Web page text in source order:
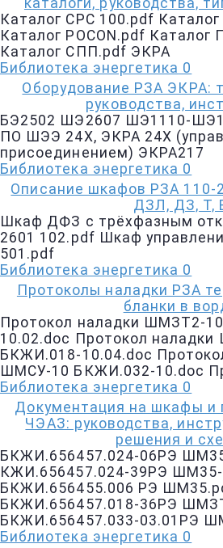
каталоги, руководства,
Каталог CPC 100.pdf
Каталог POCON.pdf Каталог
Каталог СПП.pdf ЭКРА
Библиотека энергетика 0
Оборудование РЗА ЭКРА:
руководства,
БЭ2502 ШЭ2607 ШЭ1110-
ПО ШЭЭ 24Х, ЭКРА 24Х
присоединением) ЭКРА217
Библиотека энергетика 0
Описание шкафов РЗА
ДЗЛ, ДЗ, Т,
Шкаф ДФЗ с трёхфазным
2601 102.pdf Шкаф
501.pdf
Библиотека энергетика 0
Протоколы наладки РЗА
бланки в
Протокол наладки ШМЗТ2-
10.02.doc Протокол
БКЖИ.018-10.04.doc
ШМСУ-10 БКЖИ.032-10.doc
Библиотека энергетика 0
Документация на шкафы и
ЧЭАЗ: руководства,
решения и
БКЖИ.656457.024-06РЭ
КЖИ.656457.024-39РЭ
БКЖИ.656455.006 РЭ
БКЖИ.656457.018-36РЭ
БКЖИ.656457.033-03.01РЭ
Библиотека энергетика 0